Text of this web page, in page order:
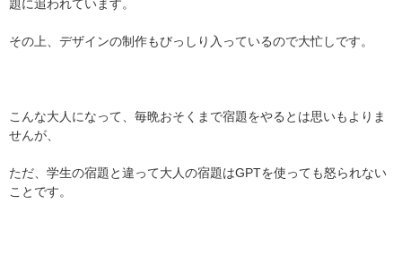
題に追われています。
その上、デザインの制作もびっしり入っているので大忙しです。
こんな大人になって、毎晩おそくまで宿題をやるとは思いもよりま
せんが、
ただ、学生の宿題と違って大人の宿題はGPTを使っても怒られない
ことです。